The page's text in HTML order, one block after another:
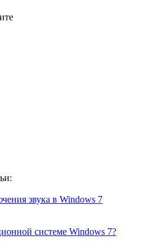
звука в Windows 7
системе Windows 7?